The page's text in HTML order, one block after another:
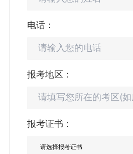
电话：
报考地区：
报考证书：